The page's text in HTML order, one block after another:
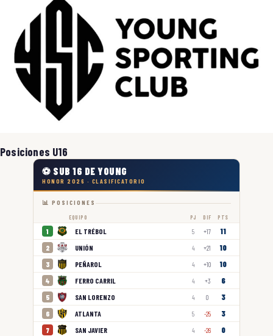
Posiciones U16
⚽ SUB 16 DE YOUNG
HONOR 2026 · CLASIFICATORIO
📊 POSICIONES
EQUIPO PJ DIF PTS
1 EL TRÉBOL 5 +17 11
2 UNIÓN 4 +21 10
3 PEÑAROL 4 +10 10
4 FERRO CARRIL 4 +3 6
5 SAN LORENZO 4 0 3
6 ATLANTA 5 -25 3
7 SAN JAVIER 4 -26 0